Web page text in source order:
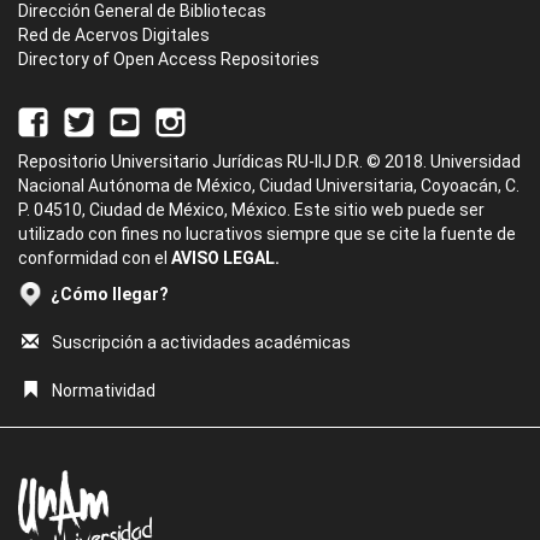
Dirección General de Bibliotecas
Red de Acervos Digitales
Directory of Open Access Repositories
Repositorio Universitario Jurídicas RU-IIJ D.R. © 2018. Universidad
Nacional Autónoma de México, Ciudad Universitaria, Coyoacán, C.
P. 04510, Ciudad de México, México. Este sitio web puede ser
utilizado con fines no lucrativos siempre que se cite la fuente de
conformidad con el AVISO LEGAL.
¿Cómo llegar?
Suscripción a actividades académicas
Normatividad